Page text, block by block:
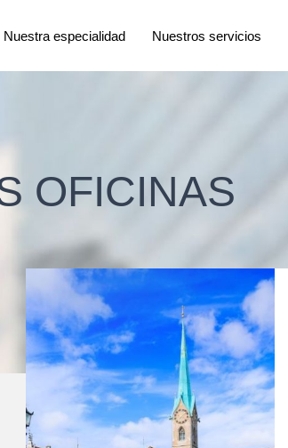
Nuestra especialidad Nuestros servicios
OFICINAS